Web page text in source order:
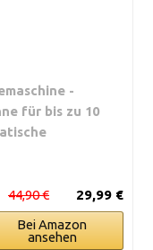
-
für bis zu 10
29,99 €
44,90 €
Bei Amazon
ansehen